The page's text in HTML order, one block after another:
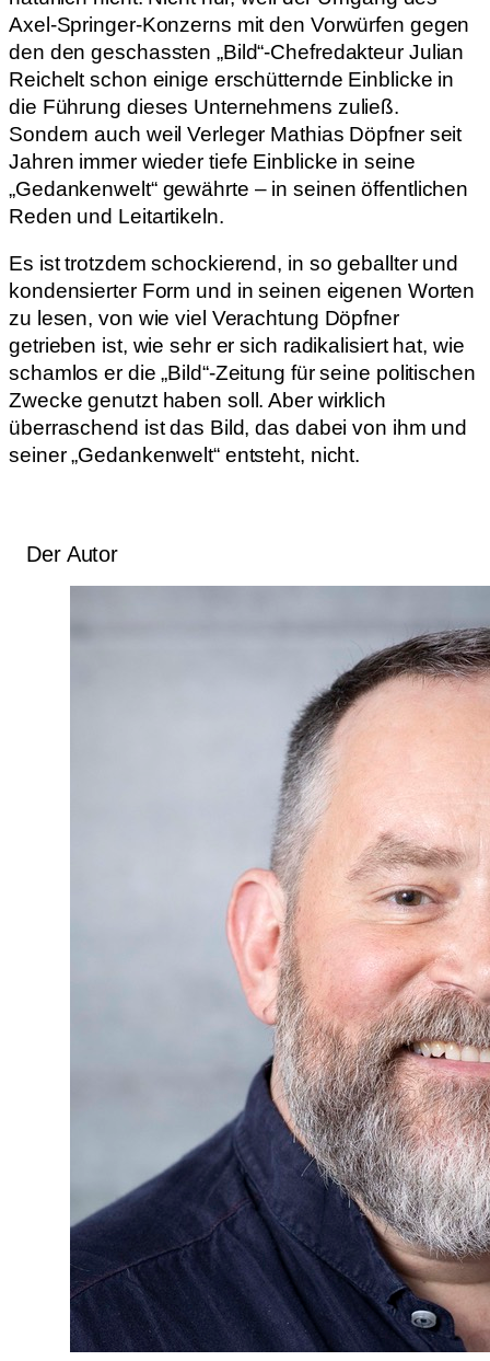
Axel-Springer-Konzerns mit den Vorwürfen gegen
den den geschassten „Bild“-Chefredakteur Julian
Reichelt schon einige erschütternde Einblicke in
die Führung dieses Unternehmens zuließ.
Sondern auch weil Verleger Mathias Döpfner seit
Jahren immer wieder tiefe Einblicke in seine
„Gedankenwelt“ gewährte – in seinen öffentlichen
Reden und Leitartikeln.
Es ist trotzdem schockierend, in so geballter und
kondensierter Form und in seinen eigenen Worten
zu lesen, von wie viel Verachtung Döpfner
getrieben ist, wie sehr er sich radikalisiert hat, wie
schamlos er die „Bild“-Zeitung für seine politischen
Zwecke genutzt haben soll. Aber wirklich
überraschend ist das Bild, das dabei von ihm und
seiner „Gedankenwelt“ entsteht, nicht.
Der Autor